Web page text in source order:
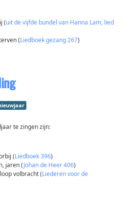
(uit de vijfde bundel van Hanna Lam, lied
(Liedboek gezang 267)
te zingen zijn:
(Liedboek 396)
jaren (Johan de Heer 406)
volbracht (Liederen voor de